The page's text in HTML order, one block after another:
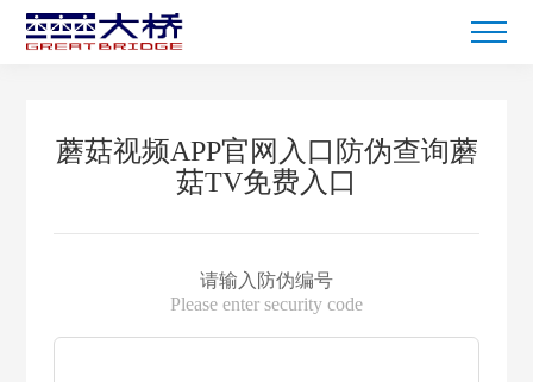
蘑菇视频APP官网入口防伪查询蘑
菇TV免费入口
请输入防伪编号
Please enter security code